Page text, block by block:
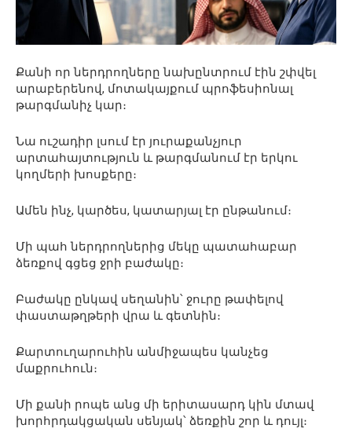
Քանի որ ներդրողները նախընտրում էին շփվել
արաբերենով, մոտակայքում պրոֆեսիոնալ
թարգմանիչ կար։
Նա ուշադիր լսում էր յուրաքանչյուր
արտահայտություն և թարգմանում էր երկու
կողմերի խոսքերը։
Ամեն ինչ, կարծես, կատարյալ էր ընթանում։
Մի պահ ներդրողներից մեկը պատահաբար
ձեռքով գցեց ջրի բաժակը։
Բաժակը ընկավ սեղանին՝ ջուրը թափելով
փաստաթղթերի վրա և գետնին։
Քարտուղարուհին անմիջապես կանչեց
մաքրուհուն։
Մի քանի րոպե անց մի երիտասարդ կին մտավ
խորհրդակցական սենյակ՝ ձեռքին շոր և դույլ։